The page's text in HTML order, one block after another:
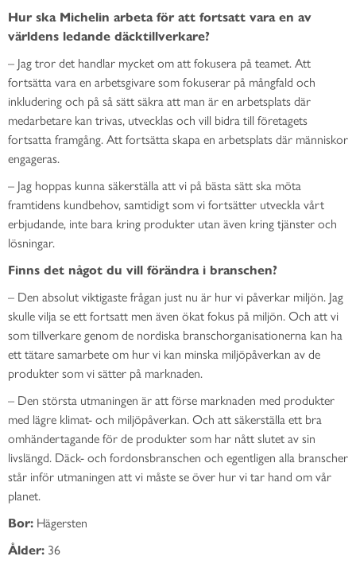
Hur ska Michelin arbeta för att fortsatt vara en av
världens ledande däcktillverkare?
– Jag tror det handlar mycket om att fokusera på teamet. Att
fortsätta vara en arbetsgivare som fokuserar på mångfald och
inkludering och på så sätt säkra att man är en arbetsplats där
medarbetare kan trivas, utvecklas och vill bidra till företagets
fortsatta framgång. Att fortsätta skapa en arbetsplats där människor
engageras.
– Jag hoppas kunna säkerställa att vi på bästa sätt ska möta
framtidens kundbehov, samtidigt som vi fortsätter utveckla vårt
erbjudande, inte bara kring produkter utan även kring tjänster och
lösningar.
Finns det något du vill förändra i branschen?
– Den absolut viktigaste frågan just nu är hur vi påverkar miljön. Jag
skulle vilja se ett fortsatt men även ökat fokus på miljön. Och att vi
som tillverkare genom de nordiska branschorganisationerna kan ha
ett tätare samarbete om hur vi kan minska miljöpåverkan av de
produkter som vi sätter på marknaden.
– Den största utmaningen är att förse marknaden med produkter
med lägre klimat- och miljöpåverkan. Och att säkerställa ett bra
omhändertagande för de produkter som har nått slutet av sin
livslängd. Däck- och fordonsbranschen och egentligen alla branscher
står inför utmaningen att vi måste se över hur vi tar hand om vår
planet.
Bor: Hägersten
Ålder: 36